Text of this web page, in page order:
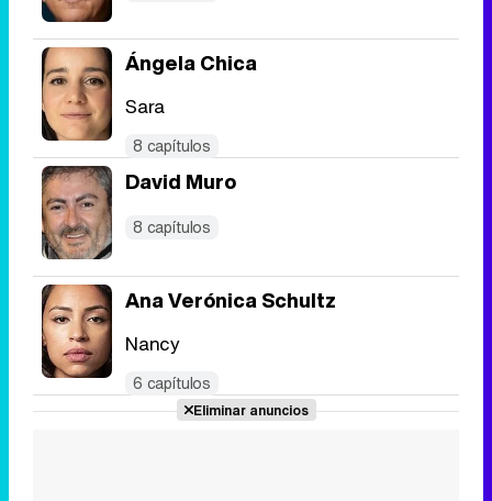
Ángela Chica
Sara
8 capítulos
David Muro
8 capítulos
Ana Verónica Schultz
Nancy
6 capítulos
Eliminar anuncios